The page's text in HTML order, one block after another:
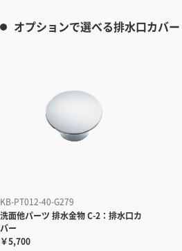
オプションで選べる排水口カバー
KB-PT012-40-G279
洗面他パーツ 排水金物 C-2：排水口カ
バー
￥5,700